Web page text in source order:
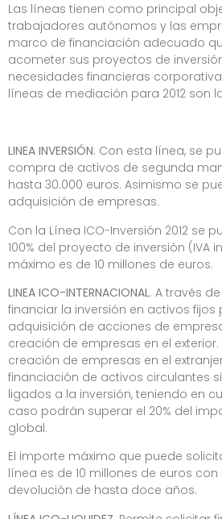
Las líneas tienen como principal
trabajadores autónomos y las
marco de financiación adecuado
acometer sus proyectos de
necesidades financieras
líneas de mediación para 2012 son
LINEA INVERSIÓN: Con esta línea, se
compra de activos de segunda
hasta 30.000 euros. Asimismo se
adquisición de empresas.
Con la Línea ICO-Inversión 2012 se
100% del proyecto de inversión (IVA
máximo es de 10 millones de euros.
LINEA ICO-INTERNACIONAL. A través
financiar la inversión en activos fijos
adquisición de acciones de
creación de empresas en el
creación de empresas en el
financiación de activos circulantes
ligados a la inversión, teniendo en
caso podrán superar el 20% del
global.
El importe máximo que puede
línea es de 10 millones de euros
devolución de hasta doce años.